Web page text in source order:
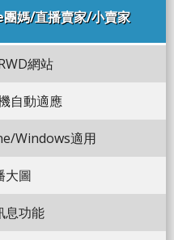
媽/直播賣家/小賣家
網站
自動適應
Windows適用
大圖
息功能